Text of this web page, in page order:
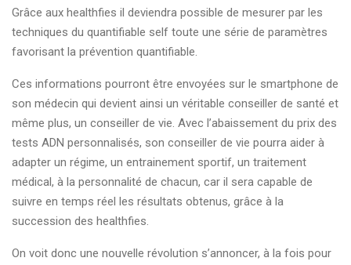
Grâce aux healthfies il deviendra possible de mesurer par les
techniques du quantifiable self toute une série de paramètres
favorisant la prévention quantifiable.
Ces informations pourront être envoyées sur le smartphone de
son médecin qui devient ainsi un véritable conseiller de santé et
même plus, un conseiller de vie. Avec l’abaissement du prix des
tests ADN personnalisés, son conseiller de vie pourra aider à
adapter un régime, un entrainement sportif, un traitement
médical, à la personnalité de chacun, car il sera capable de
suivre en temps réel les résultats obtenus, grâce à la
succession des healthfies.
On voit donc une nouvelle révolution s’annoncer, à la fois pour